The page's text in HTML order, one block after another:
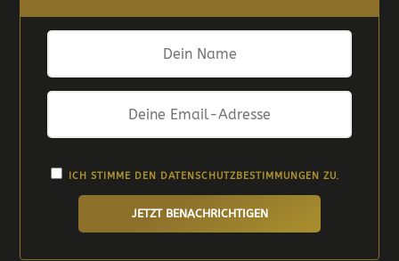
ICH STIMME DEN DATENSCHUTZBESTIMMUNGEN ZU.
JETZT BENACHRICHTIGEN